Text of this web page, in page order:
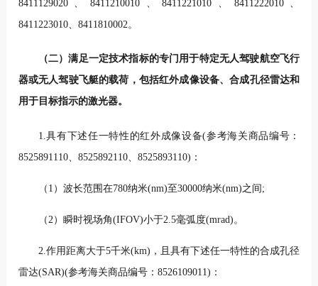
8411129020、8411210010、8411221010、8411222010、
8411223010、8411810002。
（二）满足一定技术指标的专门用于特定无人驾驶航空飞行
器或无人驾驶飞艇的载荷，包括红外成像设备、合成孔径雷达和
用于目标指示的激光器。
1.具有下述任一特性的红外成像设备(参考海关商品编号：
8525891110、8525892110、8525893110)：
（1）波长范围在780纳米(nm)至30000纳米(nm)之间;
（2）瞬时视场角(IFOV)小于2.5毫弧度(mrad)。
2.作用距离大于5千米(km)，且具有下述任一特性的合成孔径
雷达(SAR)(参考海关商品编号：8526109011)：